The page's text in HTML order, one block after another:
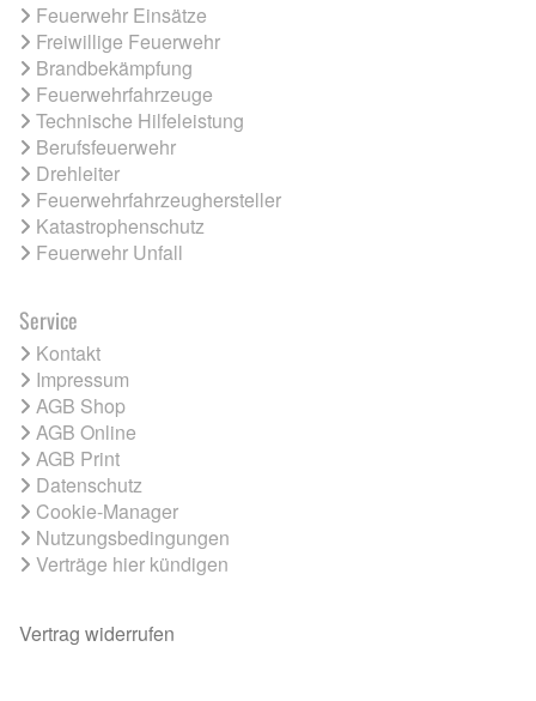
Feuerwehr Einsätze
Freiwillige Feuerwehr
Brandbekämpfung
Feuerwehrfahrzeuge
Technische Hilfeleistung
Berufsfeuerwehr
Drehleiter
Feuerwehrfahrzeughersteller
Katastrophenschutz
Feuerwehr Unfall
Service
Kontakt
Impressum
AGB Shop
AGB Online
AGB Print
Datenschutz
Cookie-Manager
Nutzungsbedingungen
Verträge hier kündigen
Vertrag widerrufen